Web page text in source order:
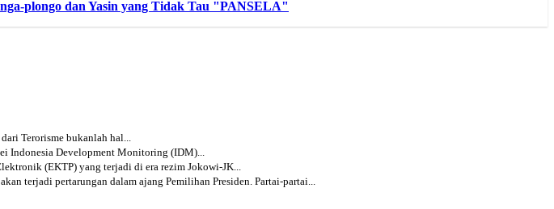
plongo dan Yasin yang Tidak Tau "PANSELA"
Terorisme bukanlah hal...
Indonesia Development Monitoring (IDM)...
(EKTP) yang terjadi di era rezim Jokowi-JK...
terjadi pertarungan dalam ajang Pemilihan Presiden. Partai-partai...